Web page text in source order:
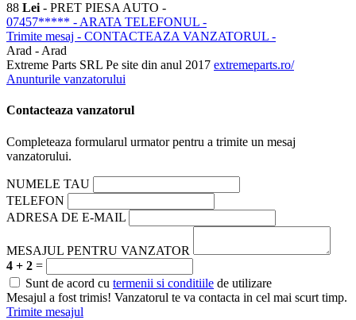
88 Lei - PRET PIESA AUTO -
07457***** - ARATA TELEFONUL -
Trimite mesaj - CONTACTEAZA VANZATORUL -
Arad - Arad
Extreme Parts SRL Pe site din anul 2017 extremeparts.ro/
Anunturile vanzatorului
Contacteaza vanzatorul
Completeaza formularul urmator pentru a trimite un mesaj
vanzatorului.
NUMELE TAU
TELEFON
ADRESA DE E-MAIL
MESAJUL PENTRU VANZATOR
4 + 2 =
Sunt de acord cu termenii si conditiile de utilizare
Mesajul a fost trimis! Vanzatorul te va contacta in cel mai scurt timp.
Trimite mesajul